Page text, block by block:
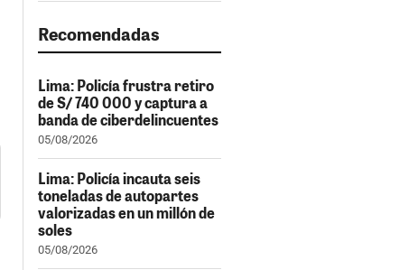
Recomendadas
Lima: Policía frustra retiro
de S/ 740 000 y captura a
banda de ciberdelincuentes
05/08/2026
Lima: Policía incauta seis
toneladas de autopartes
valorizadas en un millón de
soles
05/08/2026